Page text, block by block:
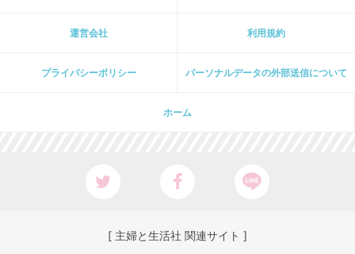
運営会社 利用規約
プライパシーポリシー パーソナルデータの外部送信について
ホーム
[ 主婦と生活社 関連サイト ]